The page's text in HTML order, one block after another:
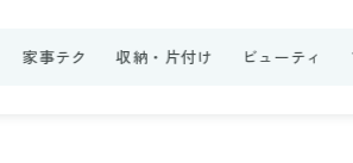
家事テク 収納・片付け ビューティ